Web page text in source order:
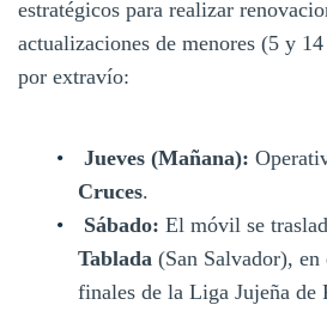
estratégicos para realizar
actualizaciones de menores (5 y
por extravío:
Jueves (Mañana):
Cruces.
Sábado: El móvil se
Tablada (San Salvador),
finales de la Liga Jujeña de